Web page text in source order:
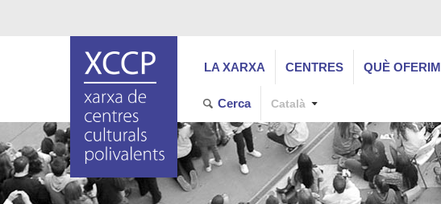
LA XARXA CENTRES QUÈ OFERIM
Cerca Català